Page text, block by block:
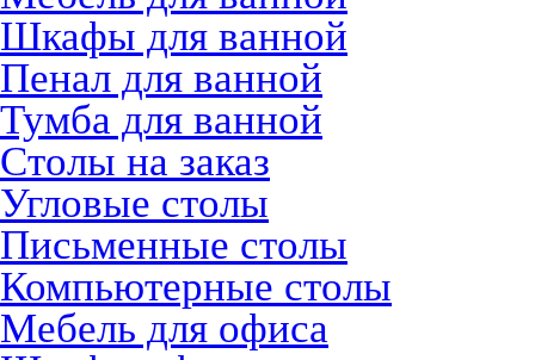
Шкафы для ванной
Пенал для ванной
Тумба для ванной
Столы на заказ
Угловые столы
Письменные столы
Компьютерные столы
Мебель для офиса